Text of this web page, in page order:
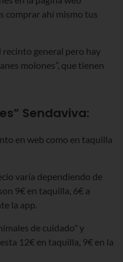
comprar ahí mismo tus
recinto general pero hay
molones”, que tienen
Sendaviva:
en web como en taquilla
varía dependiendo de
9€ en taquilla, 6€ a
la app.
de cuidado" y
12€ en taquilla, 9€ en la